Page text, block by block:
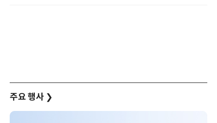
주요 행사 ❯